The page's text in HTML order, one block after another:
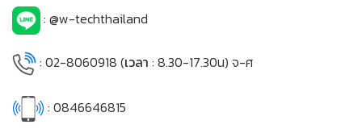
: @w-techthailand
: 02-8060918 (เวลา : 8.30-17.30น) จ-ศ
: 0846646815